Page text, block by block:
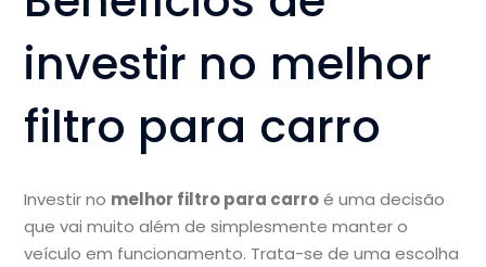
investir no melhor
filtro para carro
Investir no melhor filtro para carroé uma decisão
que vai muito além de simplesmente manter o
veículo em funcionamento. Trata-se de uma escolha